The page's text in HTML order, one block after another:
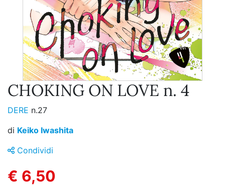
CHOKING ON LOVE n. 4
DERE n.27
di Keiko Iwashita
Condividi
€ 6,50